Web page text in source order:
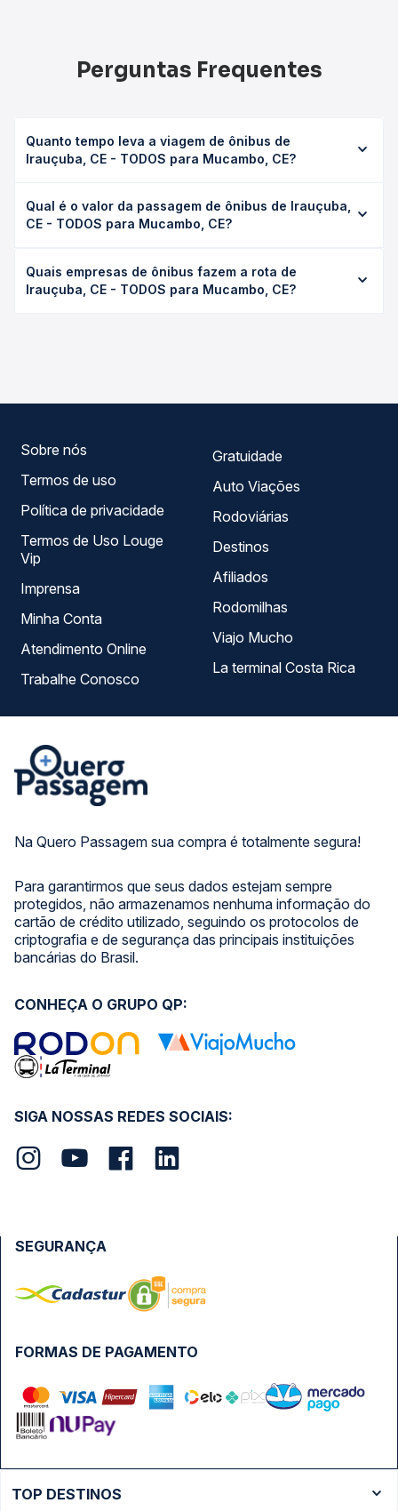
Perguntas Frequentes
Quanto tempo leva a viagem de ônibus de
Irauçuba, CE - TODOS para Mucambo, CE?
Mucambo, CE leva em média 2h 30min, podendo variar
conforme a viação, o tipo de serviço (convencional,
duração exata de cada opção na data desejada.
Qual é o valor da passagem de ônibus de Irauçuba,
CE - TODOS para Mucambo, CE?
TODOS para Mucambo, CE custa em média R$ 32,95 e
varia conforme a data da viagem, a empresa, o tipo de
Quais empresas de ônibus fazem a rota de
Irauçuba, CE - TODOS para Mucambo, CE?
Na Quero Passagem sua compra é totalmente segura!
Para garantirmos que seus dados estejam sempre
protegidos, não armazenamos nenhuma informação do
cartão de crédito utilizado, seguindo os protocolos de
criptografia e de segurança das principais instituições
bancárias do Brasil.
Sobre nós
Termos de uso
Política de privacidade
Termos de Uso Louge
Vip
Imprensa
Minha Conta
Atendimento Online
Trabalhe Conosco
Gratuidade
Auto Viações
Rodoviárias
Destinos
Afiliados
Rodomilhas
Viajo Mucho
La terminal Costa Rica
SIGA NOSSAS REDES SOCIAIS:
CONHEÇA O GRUPO QP:
FORMAS DE PAGAMENTO
SEGURANÇA
TOP DESTINOS